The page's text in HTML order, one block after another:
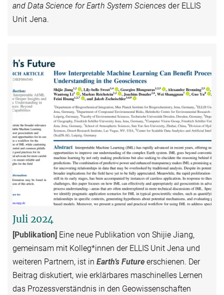
and Data Science for Earth System Sciences der ELLIS
Unit Jena.
Juli 2024
[Publikation] Eine neue Publikation von Shijie Jiang,
gemeinsam mit Kolleg*innen der ELLIS Unit Jena und
weiteren Partnern, ist in Earth’s Future erschienen. Der
Beitrag diskutiert, wie erklärbares maschinelles Lernen
das Prozessverständnis in den Geowissenschaften